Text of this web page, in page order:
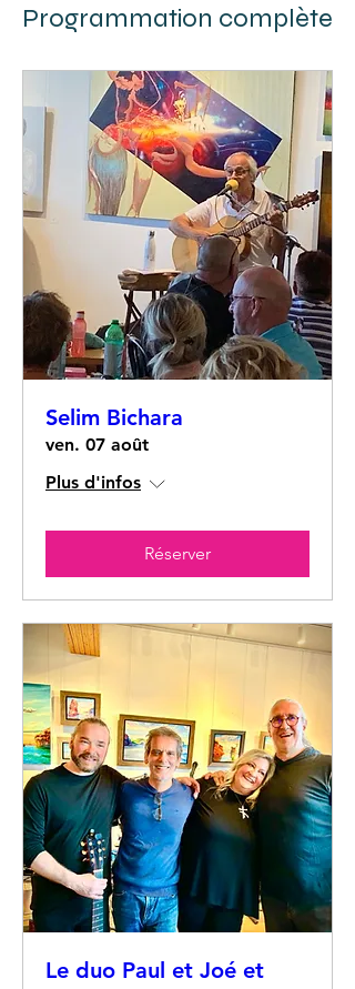
Programmation complète
Selim Bichara
ven. 07 août
Plus d'infos
Réserver
Le duo Paul et Joé et